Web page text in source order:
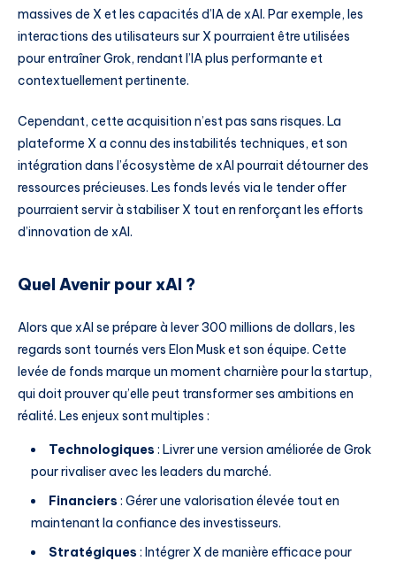
massives de X et les capacités d’IA de xAI. Par exemple, les
interactions des utilisateurs sur X pourraient être utilisées
pour entraîner Grok, rendant l’IA plus performante et
contextuellement pertinente.
Cependant, cette acquisition n’est pas sans risques. La
plateforme X a connu des instabilités techniques, et son
intégration dans l’écosystème de xAI pourrait détourner des
ressources précieuses. Les fonds levés via le tender offer
pourraient servir à stabiliser X tout en renforçant les efforts
d’innovation de xAI.
Quel Avenir pour xAI ?
Alors que xAI se prépare à lever 300 millions de dollars, les
regards sont tournés vers Elon Musk et son équipe. Cette
levée de fonds marque un moment charnière pour la startup,
qui doit prouver qu’elle peut transformer ses ambitions en
réalité. Les enjeux sont multiples :
Technologiques : Livrer une version améliorée de Grok
pour rivaliser avec les leaders du marché.
Financiers : Gérer une valorisation élevée tout en
maintenant la confiance des investisseurs.
Stratégiques : Intégrer X de manière efficace pour